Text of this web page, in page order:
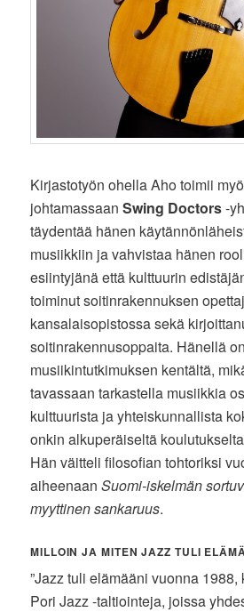
Kirjastotyön ohella Aho toimii
johtamassaanSwing Doctors-
täydentää hänen
musiikkiin ja vahvistaa hänen
esiintyjänä että kulttuurin
toiminut soitinrakennuksen
kansalaisopistossa sekä
soitinrakennusoppaita. Hänellä
musiikintutkimuksen kentältä,
tavassaan tarkastella musiikkia
kulttuurista ja yhteiskunnallista
onkin alkuperäiseltä
Hän väitteli filosofian tohtoriksi
aiheenaanSuomi-iskelmän
myyttinen sankaruus.
MILLOIN JA MITEN JAZZ TULI
”Jazz tuli elämääni vuonna
Pori Jazz -taltiointeja, joissa